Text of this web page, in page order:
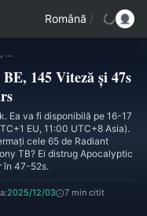
Română /
Ghid HSR Dahlia: Build 250% BE, 145 Viteză și 47s Firefly Clears
145 Viteză și 47s
Ea va fi disponibilă pe 16-17
EU, 11:00 UTC+8 Asia).
cele 65 de Radiant
TB? Ei distrug Apocalyptic
în 47-52s.
2025/12/03 7 min citit